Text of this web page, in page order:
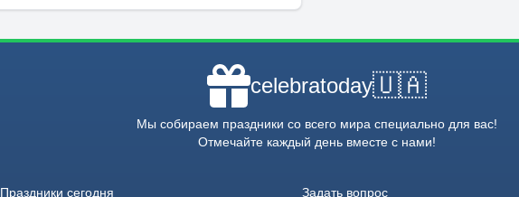
celebratoday🇺🇦
Мы собираем праздники со всего мира специально для вас!
Отмечайте каждый день вместе с нами!
Праздники сегодня Задать вопрос